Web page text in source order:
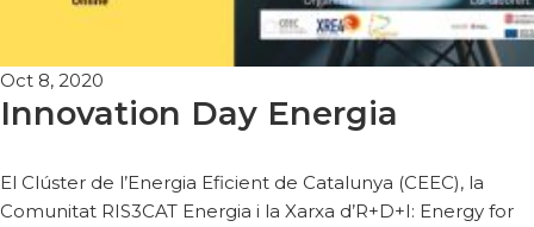
Oct 8, 2020
Innovation Day Energia
El Clúster de l’Energia Eficient de Catalunya (CEEC), la
Comunitat RIS3CAT Energia i la Xarxa d’R+D+I: Energy for